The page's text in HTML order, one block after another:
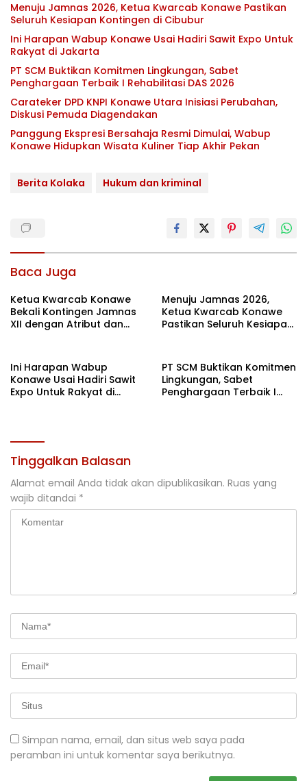
Menuju Jamnas 2026, Ketua Kwarcab Konawe Pastikan
Seluruh Kesiapan Kontingen di Cibubur
Ini Harapan Wabup Konawe Usai Hadiri Sawit Expo Untuk
Rakyat di Jakarta
PT SCM Buktikan Komitmen Lingkungan, Sabet
Penghargaan Terbaik I Rehabilitasi DAS 2026
Carateker DPD KNPI Konawe Utara Inisiasi Perubahan,
Diskusi Pemuda Diagendakan
Panggung Ekspresi Bersahaja Resmi Dimulai, Wabup
Konawe Hidupkan Wisata Kuliner Tiap Akhir Pekan
Berita Kolaka Hukum dan kriminal
Baca Juga
Ketua Kwarcab Konawe
Bekali Kontingen Jamnas
XII dengan Atribut dan
Menuju Jamnas 2026,
Ketua Kwarcab Konawe
Pastikan Seluruh Kesiapan
Ini Harapan Wabup
Konawe Usai Hadiri Sawit
Expo Untuk Rakyat di
PT SCM Buktikan Komitmen
Lingkungan, Sabet
Penghargaan Terbaik I
Tinggalkan Balasan
Alamat email Anda tidak akan dipublikasikan. Ruas yang
wajib ditandai *
Simpan nama, email, dan situs web saya pada
peramban ini untuk komentar saya berikutnya.